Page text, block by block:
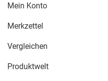
Mein Konto
Merkzettel
Vergleichen
Produktwelt